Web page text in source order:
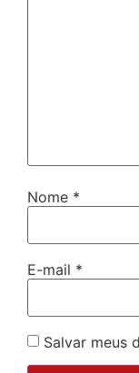
Nome *
E-mail *
Salvar meus